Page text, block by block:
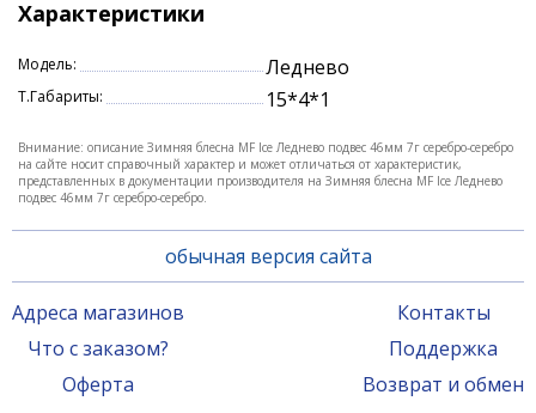
Характеристики
Модель: Леднево
Т.Габариты: 15*4*1
Внимание: описание Зимняя блесна MF Ice Леднево подвес 46мм 7г серебро-серебро
на сайте носит справочный характер и может отличаться от характеристик,
представленных в документации производителя на Зимняя блесна MF Ice Леднево
подвес 46мм 7г серебро-серебро.
обычная версия сайта
Адреса магазинов
Что с заказом?
Оферта
Контакты
Поддержка
Возврат и обмен